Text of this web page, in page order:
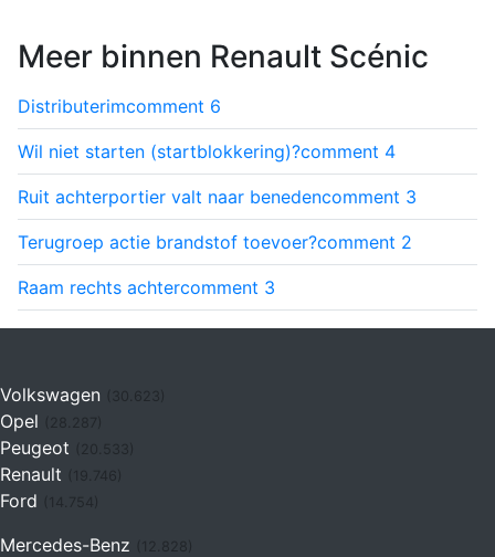
Meer binnen Renault Scénic
Distributerimcomment 6
Wil niet starten (startblokkering)?comment 4
Ruit achterportier valt naar benedencomment 3
Terugroep actie brandstof toevoer?comment 2
Raam rechts achtercomment 3
Volkswagen (30.623)
Opel
Peugeot
Renault (19.746)
Ford (14.754)
Mercedes-Benz